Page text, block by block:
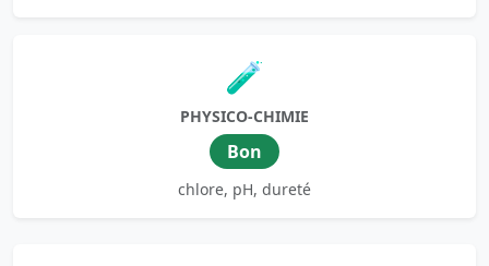
🧪
PHYSICO-CHIMIE
Bon
chlore, pH, dureté